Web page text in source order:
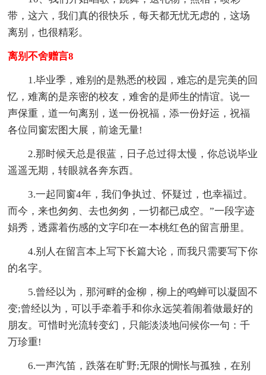
带，这六，我们真的很快乐，每天都无忧无虑的，这场
离别，也很精彩。
离别不舍赠言8
1.毕业季，难别的是熟悉的校园，难忘的是完美的回
忆，难离的是亲密的校友，难舍的是师生的情谊。说一
声保重，道一句离别，送一份祝福，添一份好运，祝福
各位同窗宏图大展，前途无量!
2.那时候天总是很蓝，日子总过得太慢，你总说毕业
遥遥无期，转眼就各奔东西。
3.一起同窗4年，我们争执过、怀疑过，也幸福过。
而今，来也匆匆、去也匆匆，一切都已成空。”一段字迹
娟秀，透露着伤感的文字印在一本桃红色的留言册里。
4.别人在留言本上写下长篇大论，而我只需要写下你
的名字。
5.曾经以为，那河畔的金柳，柳上的鸣蝉可以凝固不
变;曾经以为，可以手牵着手和你永远笑着闹着做最好的
朋友。可惜时光流转变幻，只能淡淡地问候你一句：千
万珍重!
6.一声汽笛，跌落在旷野;无限的惆怅与孤独，在别